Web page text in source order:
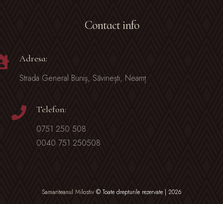
Contact info
Adresa:
Strada General Buniș, Săvinești, Neamț
Telefon:
0751 250 508
0040 751 250508
Samariteanul Milostiv © Toate drepturile rezervate | 2026